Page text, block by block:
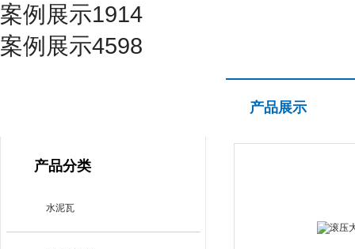
案例展示1914
案例展示4598
产品分类
水泥瓦
产品展示